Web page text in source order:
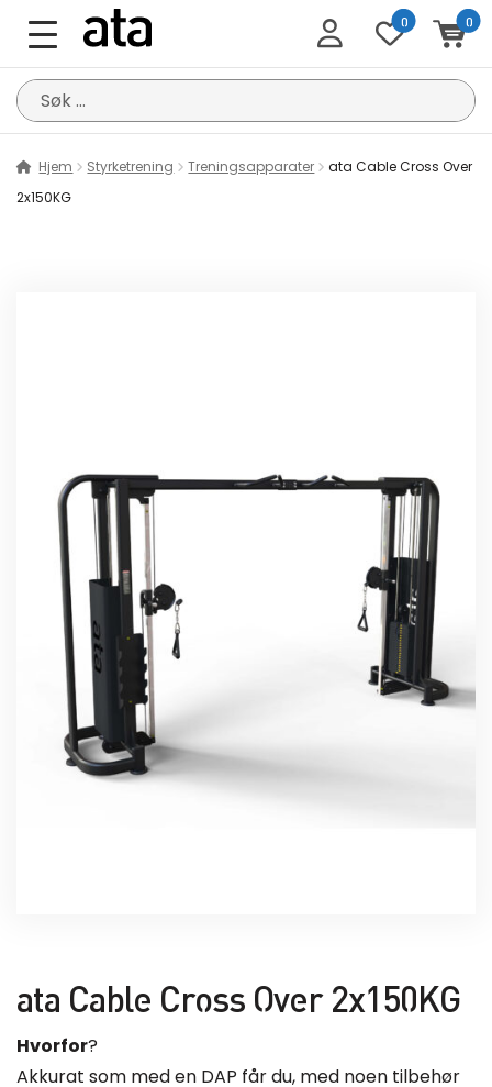
0 0
Søk
etter:
Hjem Styrketrening Treningsapparater
ata Cable Cross Over
2x150KG
ata Cable Cross Over 2x150KG
Hvorfor?
Akkurat som med en DAP får du, med noen tilbehør